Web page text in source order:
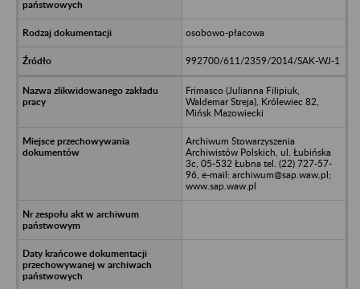
osobowo-płacowa
992700/611/2359/2014/SAK-WJ-1
Frimasco (Julianna Filipiuk,
Waldemar Streja), Królewiec 82,
Mińsk Mazowiecki
Archiwum Stowarzyszenia
Archiwistów Polskich, ul. Łubińska
3c, 05-532 Łubna tel. (22) 727-57-
96, e-mail: archiwum@sap.waw.pl;
www.sap.waw.pl